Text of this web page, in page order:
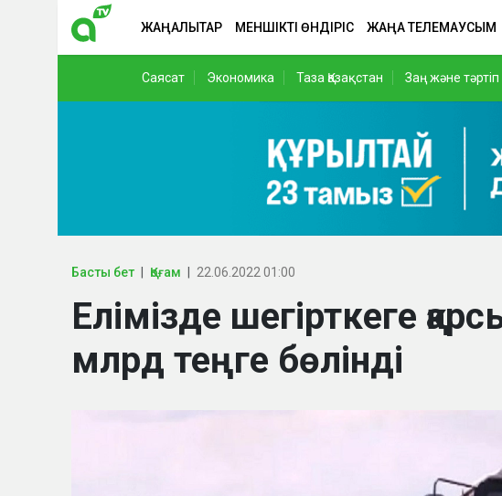
ЖАҢАЛЫҚТАР МЕНШІКТІ ӨНДІРІС ЖАҢА ТЕЛЕМАУСЫМ
Саясат Экономика Таза Қазақстан Заң және тәртіп
Басты бет Қоғам 22.06.2022 01:00
Елімізде шегірткеге
млрд теңге бөлінді